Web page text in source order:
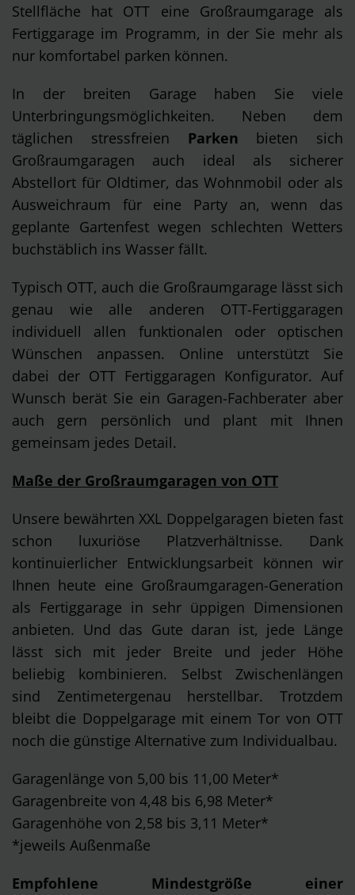
Stellfläche hat OTT eine Großraumgarage als
Fertiggarage im Programm, in der Sie mehr als
nur komfortabel parken können.
In der breiten Garage haben Sie viele
Unterbringungsmöglichkeiten. Neben dem
täglichen stressfreien Parken bieten sich
Großraumgaragen auch ideal als sicherer
Abstellort für Oldtimer, das Wohnmobil oder als
Ausweichraum für eine Party an, wenn das
geplante Gartenfest wegen schlechten Wetters
buchstäblich ins Wasser fällt.
Typisch OTT, auch die Großraumgarage lässt sich
genau wie alle anderen OTT-Fertiggaragen
individuell allen funktionalen oder optischen
Wünschen anpassen. Online unterstützt Sie
dabei der OTT Fertiggaragen Konfigurator. Auf
Wunsch berät Sie ein Garagen-Fachberater aber
auch gern persönlich und plant mit Ihnen
gemeinsam jedes Detail.
Maße der Großraumgaragen von OTT
Unsere bewährten XXL Doppelgaragen bieten fast
schon luxuriöse Platzverhältnisse. Dank
kontinuierlicher Entwicklungsarbeit können wir
Ihnen heute eine Großraumgaragen-Generation
als Fertiggarage in sehr üppigen Dimensionen
anbieten. Und das Gute daran ist, jede Länge
lässt sich mit jeder Breite und jeder Höhe
beliebig kombinieren. Selbst Zwischenlängen
sind Zentimetergenau herstellbar. Trotzdem
bleibt die Doppelgarage mit einem Tor von OTT
noch die günstige Alternative zum Individualbau.
Garagenlänge von 5,00 bis 11,00 Meter*
Garagenbreite von 4,48 bis 6,98 Meter*
Garagenhöhe von 2,58 bis 3,11 Meter*
*jeweils Außenmaße
Empfohlene Mindestgröße einer